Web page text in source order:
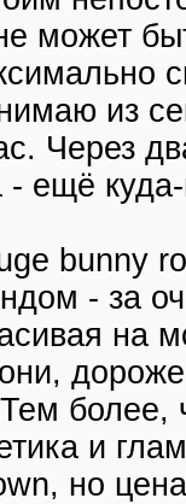
может
из
Через
- ещё
bunny
- за
на
более,
и
но